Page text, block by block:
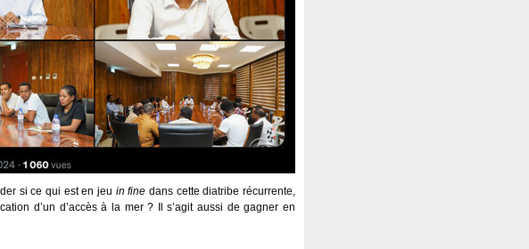
si ce qui est en jeu in fine dans cette diatribe récurrente,
d’un d’accès à la mer ? Il s’agit aussi de gagner en